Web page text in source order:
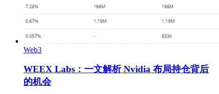
Web3
WEEX Labs：一文解析 Nvidia 布局持仓背后
的机会